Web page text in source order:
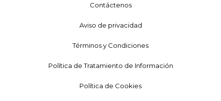
Contáctenos
Aviso de privacidad
Términos y Condiciones
Política de Tratamiento de Información
Política de Cookies